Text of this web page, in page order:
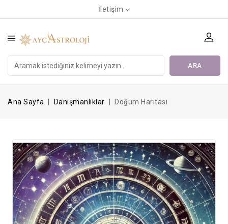
İletişim
ARA
Ana Sayfa Danışmanlıklar Doğum Haritası